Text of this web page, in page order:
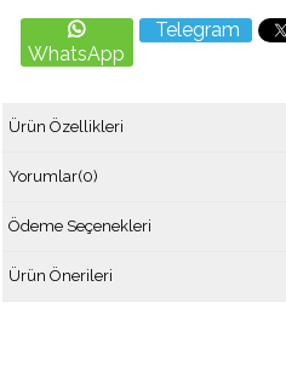
WhatsApp
Telegram
Ürün Özellikleri
Yorumlar(0)
Ödeme Seçenekleri
Ürün Önerileri